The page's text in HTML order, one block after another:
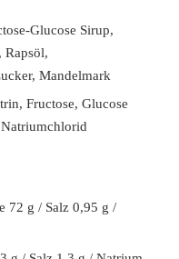
Glucose Sirup,
Rapsöl,
Mandelmark
Fructose, Glucose
72 g / Salz 0,95 g /